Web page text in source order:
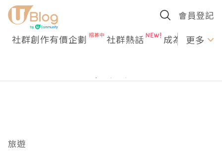
會員登記
社群創作有價企劃 社群熱話 成為U更多
旅遊